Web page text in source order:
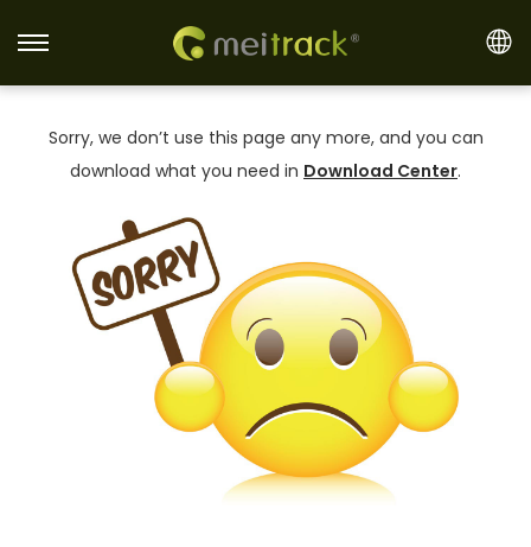
S
k
a
v
i
a
t
i
S
k
o
n
t
n
t
Sorry, we don’t use this page any more, and you can
download what you need in Download Center.